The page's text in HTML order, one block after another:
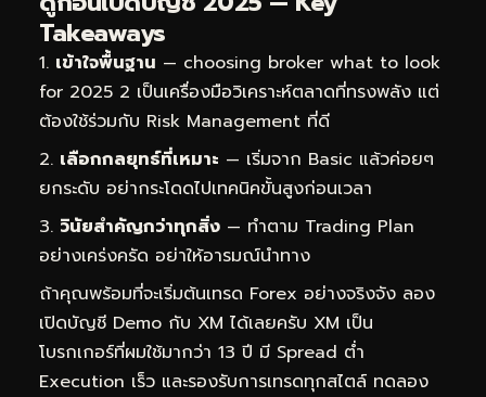
Takeaways
เข้าใจพื้นฐาน — choosing broker what to look
for 2025 2 เป็นเครื่องมือวิเคราะห์ตลาดที่ทรงพลัง แต่
ต้องใช้ร่วมกับ Risk Management ที่ดี
เลือกกลยุทธ์ที่เหมาะ — เริ่มจาก Basic แล้วค่อยๆ
ยกระดับ อย่ากระโดดไปเทคนิคขั้นสูงก่อนเวลา
วินัยสำคัญกว่าทุกสิ่ง — ทำตาม Trading Plan
อย่างเคร่งครัด อย่าให้อารมณ์นำทาง
ถ้าคุณพร้อมที่จะเริ่มต้นเทรด Forex อย่างจริงจัง ลอง
เปิดบัญชี Demo กับ XM ได้เลยครับ XM เป็น
โบรกเกอร์ที่ผมใช้มากว่า 13 ปี มี Spread ต่ำ
Execution เร็ว และรองรับการเทรดทุกสไตล์ ทดลอง